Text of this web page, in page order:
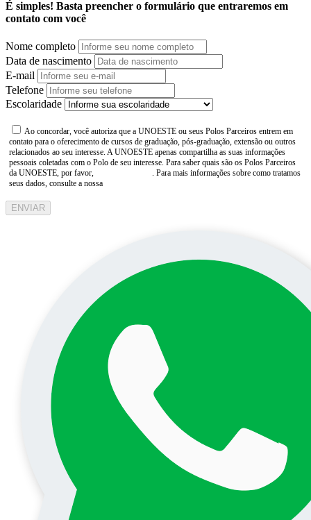
É simples! Basta preencher o formulário que entraremos em
contato com você
Nome completo
Data de nascimento
E-mail
Telefone
Escolaridade
Ao concordar, você autoriza que a UNOESTE ou seus Polos Parceiros entrem em
contato para o oferecimento de cursos de graduação, pós-graduação, extensão ou outros
relacionados ao seu interesse. A UNOESTE apenas compartilha as suas informações
pessoais coletadas com o Polo de seu interesse. Para saber quais são os Polos Parceiros
da UNOESTE, por favor,
. Para mais informações sobre como tratamos
seus dados, consulte a nossa
ENVIAR